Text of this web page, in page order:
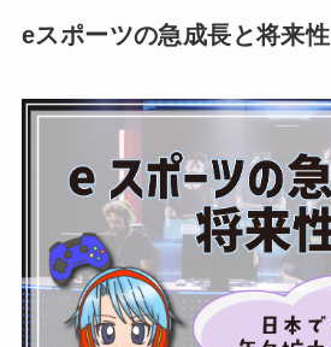
eスポーツの急成長と将来性